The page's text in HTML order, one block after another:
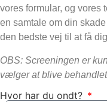
vores formular, og vores
en samtale om din
den bedste vej til at få
OBS: Screeningen er
vælger at blive
Hvor har du ondt?